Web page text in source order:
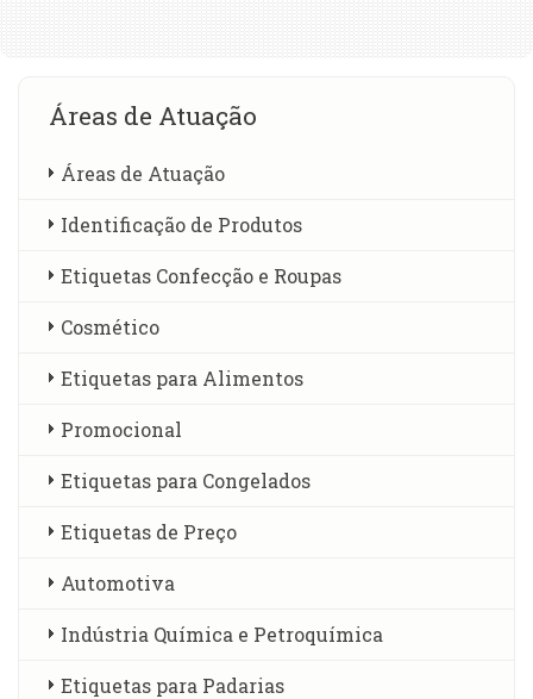
Áreas de Atuação
Áreas de Atuação
Identificação de Produtos
Etiquetas Confecção e Roupas
Cosmético
Etiquetas para Alimentos
Promocional
Etiquetas para Congelados
Etiquetas de Preço
Automotiva
Indústria Química e Petroquímica
Etiquetas para Padarias